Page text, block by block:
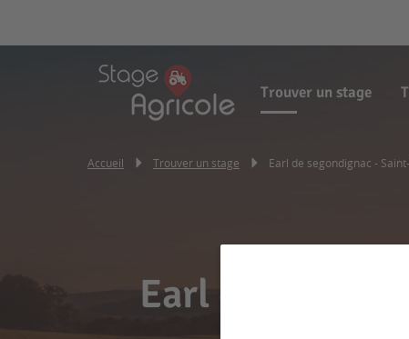
Trouver un stage
Accueil Trouver un stage Earl de segondignac -
Earl de